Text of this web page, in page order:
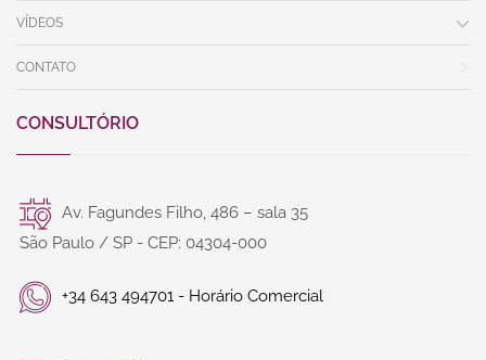
VÍDEOS
CONTATO
CONSULTÓRIO
Av. Fagundes Filho, 486 – sala 35
São Paulo / SP - CEP: 04304-000
+34 643 494701 - Horário Comercial